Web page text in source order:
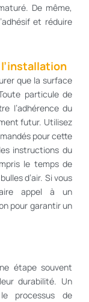
De même,
et réduire
que la surface
particule de
l’adhérence du
futur. Utilisez
pour cette
instructions du
le temps de
d’air. Si vous
faire appel à un
pour garantir un
étape souvent
durabilité. Un
processus de